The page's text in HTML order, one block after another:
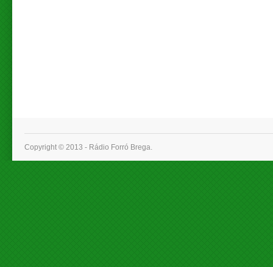
Copyright © 2013 - Rádio Forró Brega.